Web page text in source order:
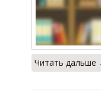
Читать дальше